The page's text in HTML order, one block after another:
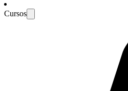
Cursos